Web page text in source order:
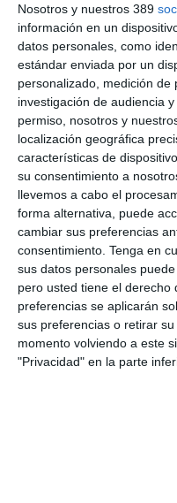
Nosotros y nuestros 389
información en un
datos personales, como
estándar enviada por un
personalizado, medición de
investigación de audiencia
permiso, nosotros y
localización geográfica
características de
su consentimiento a
llevemos a cabo el
forma alternativa, puede
cambiar sus preferencias
consentimiento. Tenga en
sus datos personales
pero usted tiene el derecho
preferencias se aplicarán
sus preferencias o retirar
momento volviendo a este
"Privacidad" en la parte
fomento de la actividad
el uso adecuado de
maniobras de emergencia
valoración del daño
longevidad e influencia de
detalla. Además, las
"investigadores
con el seguro, gerencia de
ámbito asegurador y la
inversión, licuación
de la longevidad), quienes
15.000 euros brutos por
El plazo para la
Si quiere recibir
esta, pinche aquí
LO ÚLTIMO